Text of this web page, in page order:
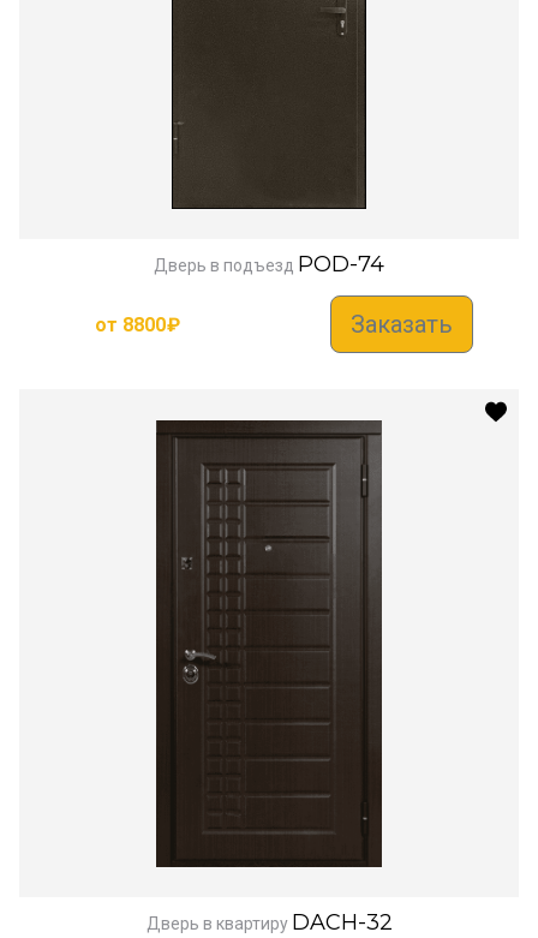
Дверь в подъезд POD-74
от 8800₽ Заказать
Дверь в квартиру DACH-32